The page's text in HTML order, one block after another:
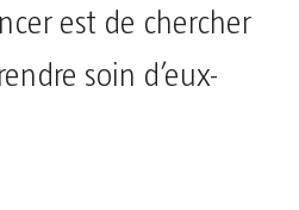
est de chercher
soin d’eux-